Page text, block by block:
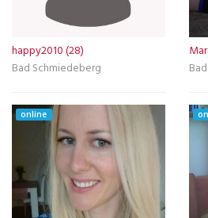
happy2010 (28)
Bad Schmiedeberg
online